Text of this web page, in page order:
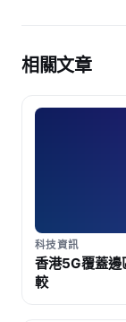
相關文章
科技資訊
香港5G覆蓋
較